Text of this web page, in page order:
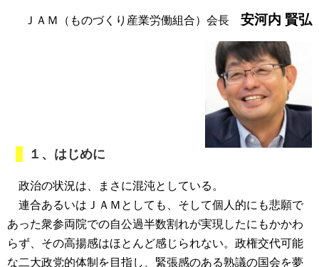
ＪＡＭ（ものづくり産業労働組合）会長 安河内 賢弘
１、はじめに
政治の状況は、まさに混沌としている。
連合あるいはＪＡＭとしても、そして個人的にも悲願で
あった衆参両院での自公過半数割れが実現したにもかかわ
らず、その高揚感はほとんど感じられない。政権交代可能
な二大政党的体制を目指し、緊張感のある熟議の国会を夢